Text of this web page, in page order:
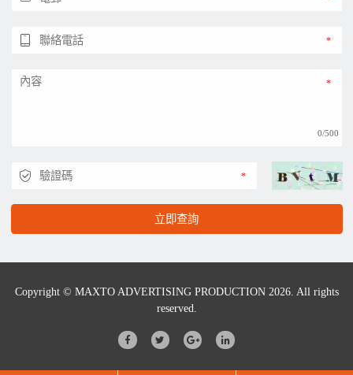
0/500
立即查詢
Copyright © MAXTO ADVERTISING PRODUCTION 2026. All rights
reserved.